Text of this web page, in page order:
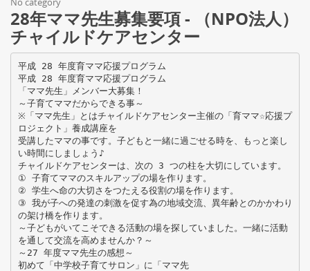
28年ママ先生募集要項 - （NPO法人）
チャイルドケアセンター
平成 28 年度育ママ応援プログラム
平成 28 年度育ママ応援プログラム
「ママ先生」メンバー大募集！
～子育てママだからできる事～
※「ママ先生」とはチャイルドケアセンター主催の「育ママ☆応援プ
ロジェクト」養成講座を
受講したママの事です。子どもと一緒に過ごせる時を、もっと楽し
い時間にしましょう♪
チャイルドケアセンターは、次の 3 つの柱を大切にしています。
① 子育てママのスキルアップの場を作ります。
② 学生へ命の大切さをつたえる役割の場を作ります。
③ 我が子への発達の刺激を促す為の地域交流、異年齢とのかかわり
の架け橋を作ります。
～子どもがいてこそできる活動の場を探していました。一緒に活動
を通して交流を高めませんか？～
～27 年度ママ先生の感想～
初めて「中学校子育てサロン」に「ママ先